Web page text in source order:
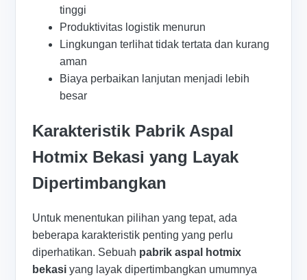
tinggi
Produktivitas logistik menurun
Lingkungan terlihat tidak tertata dan kurang
aman
Biaya perbaikan lanjutan menjadi lebih
besar
Karakteristik Pabrik Aspal
Hotmix Bekasi yang Layak
Dipertimbangkan
Untuk menentukan pilihan yang tepat, ada
beberapa karakteristik penting yang perlu
diperhatikan. Sebuah pabrik aspal hotmix
bekasi yang layak dipertimbangkan umumnya